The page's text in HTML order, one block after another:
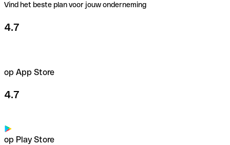
Vind het beste plan voor jouw onderneming
4.7
op App Store
4.7
op Play Store